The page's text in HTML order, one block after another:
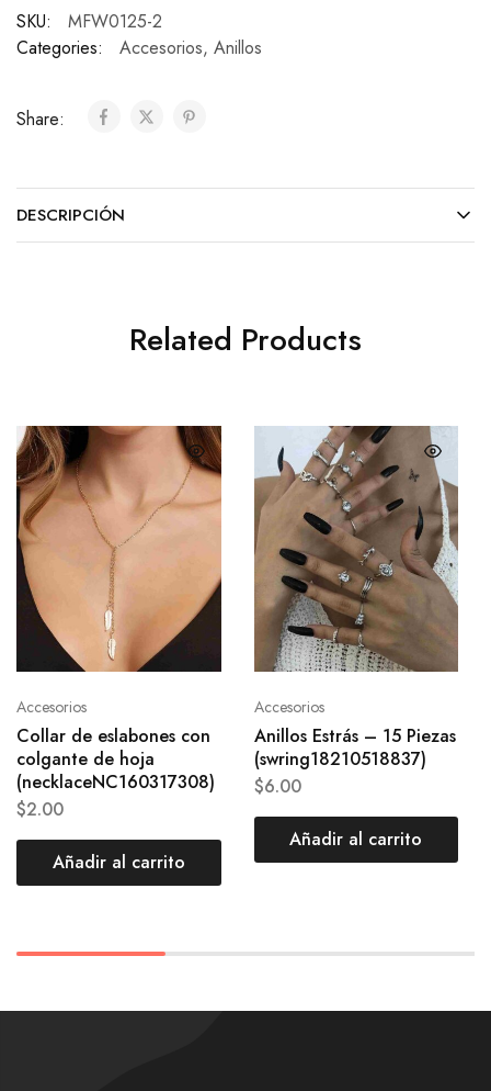
SKU:
MFW0125-2
Categories:
Accesorios, Anillos
Share:
DESCRIPCIÓN
Related Products
Accesorios
Collar de eslabones con
colgante de hoja
(necklaceNC160317308)
$2.00
Añadir al carrito
Accesorios
Anillos Estrás – 15 Piezas
(swring18210518837)
$6.00
Añadir al carrito